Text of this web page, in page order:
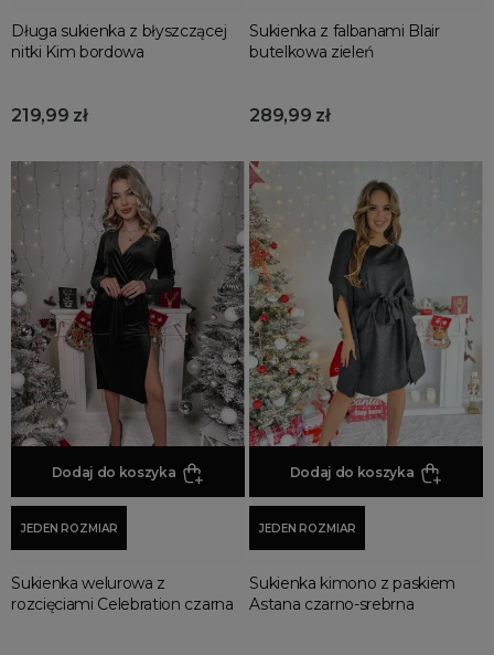
Długa sukienka z błyszczącej
nitki Kim bordowa
219,99 zł
Sukienka z falbanami Blair
butelkowa zieleń
289,99 zł
Dodaj do koszyka
JEDEN ROZMIAR
Sukienka welurowa z
rozcięciami Celebration czarna
Dodaj do koszyka
JEDEN ROZMIAR
Sukienka kimono z paskiem
Astana czarno-srebrna